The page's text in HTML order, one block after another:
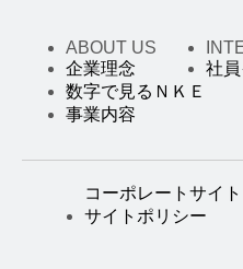
ABOUT US
企業理念
数字で見るＮＫＥ
事業内容
社
コーポレートサイト
サイトポリシー